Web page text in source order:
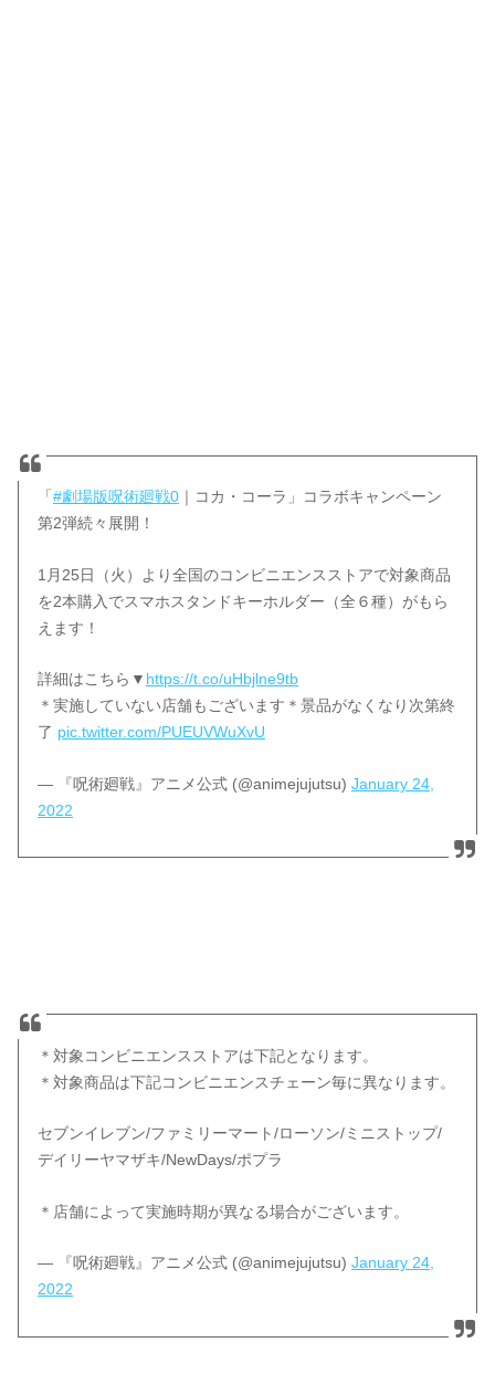
「#劇場版呪術廻戦0 ｜コカ・コーラ」コラボキャンペーン
第2弾続々展開！
1月25日（火）より全国のコンビニエンスストアで対象商品
を2本購入でスマホスタンドキーホルダー（全６種）がもら
えます！
詳細はこちら▼ https://t.co/uHbjlne9tb
＊実施していない店舗もございます＊景品がなくなり次第終
了 pic.twitter.com/PUEUVWuXvU
— 『呪術廻戦』アニメ公式 (@animejujutsu)January 24,
2022
＊対象コンビニエンスストアは下記となります。
＊対象商品は下記コンビニエンスチェーン毎に異なります。
セブンイレブン/ファミリーマート/ローソン/ミニストップ/
デイリーヤマザキ/NewDays/ポプラ
＊店舗によって実施時期が異なる場合がございます。
— 『呪術廻戦』アニメ公式 (@animejujutsu)January 24,
2022